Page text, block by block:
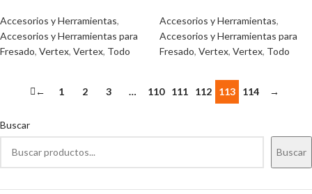
Buscar
Buscar
Accesorios y Herramientas,
Accesorios y Herramientas para
Fresado, Vertex, Vertex, Todo
Accesorios y Herramientas,
Accesorios y Herramientas para
Fresado, Vertex, Vertex, Todo
← 1 2 3 … 110 111 112 113 114 →